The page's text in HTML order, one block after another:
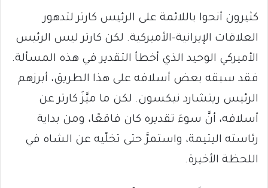
كثيرون أنحوا باللائمة على الرئيس كارتر لتدهور
العلاقات الإيرانية–الأميركية. لكن كارتر ليس الرئيس
الأميركي الوحيد الذي أخطأ التقدير في هذه المسألة.
فقد سبقه بعض أسلافه على هذا الطريق، أبرزهم
الرئيس ريتشارد نيكسون. لكن ما ميَّزَ كارتر عن
أسلافه، أنَّ سوءَ تقديره كان فاقعًا، ومن بداية
رئاسته اليتيمة، واستمرَّ حتى تخلّيه عن الشاه في
اللحظة الأخيرة.